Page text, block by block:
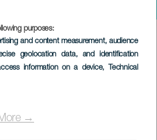
purposes:
and content measurement, audience
geolocation data, and identification
information on a device, Technical
→
air